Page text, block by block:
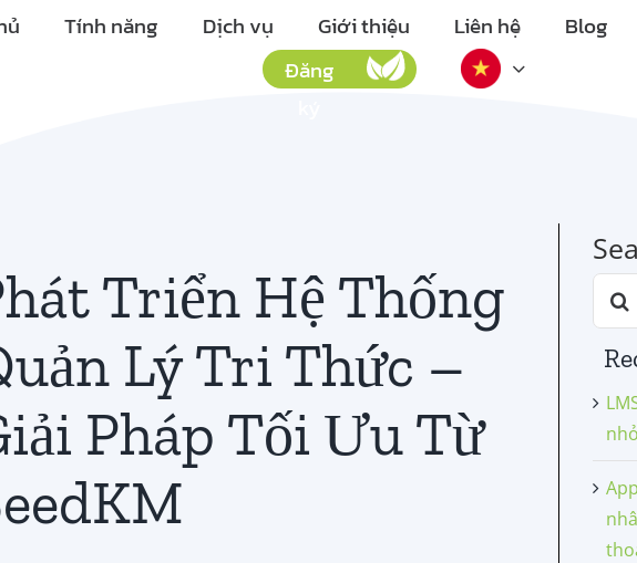
Tính năng Dịch vụ Giới thiệu Liên hệ Blog
Đăng
Triển Hệ Thống
Lý Tri Thức –
Pháp Tối Ưu Từ
Search
for: